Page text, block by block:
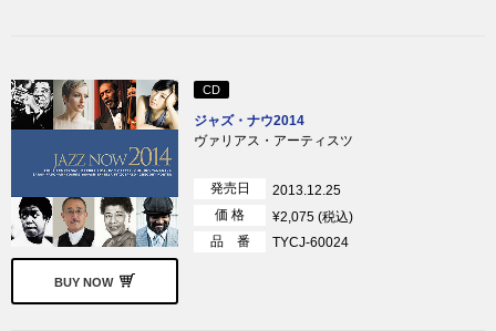
BUY NOW
CD
ジャズ・ナウ2014
ヴァリアス・アーティスツ
発売日
2013.12.25
価 格
¥2,075 (税込)
品 番
TYCJ-60024